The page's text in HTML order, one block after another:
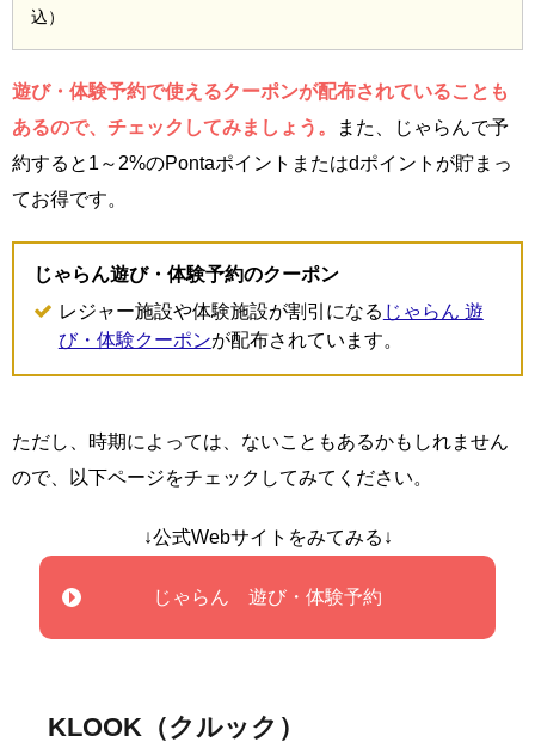
込）
遊び・体験予約で使えるクーポンが配布されていることも
あるので、チェックしてみましょう。
また、じゃらんで予
約すると1～2%のPontaポイントまたはdポイントが貯まっ
てお得です。
じゃらん遊び・体験予約のクーポン
レジャー施設や体験施設が割引になる じゃらん 遊
び・体験クーポンが配布されています。
ただし、時期によっては、ないこともあるかもしれません
ので、以下ページをチェックしてみてください。
↓公式Webサイトをみてみる↓
じゃらん 遊び・体験予約
KLOOK（クルック）